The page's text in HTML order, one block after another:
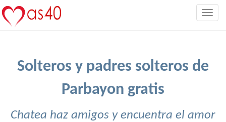
Solteros y padres solteros de
Parbayon gratis
Chatea haz amigos y encuentra el amor